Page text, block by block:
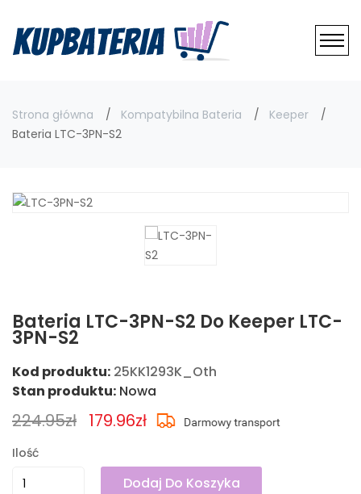
Strona główna Kompatybilna Bateria
Keeper
Bateria LTC-3PN-S2
Bateria LTC-3PN-S2 Do Keeper LTC-
3PN-S2
Kod produktu: 25KK1293K_Oth
Stan produktu: Nowa
224.95zł 179.96zł
Ilość
Dodaj Do Koszyka